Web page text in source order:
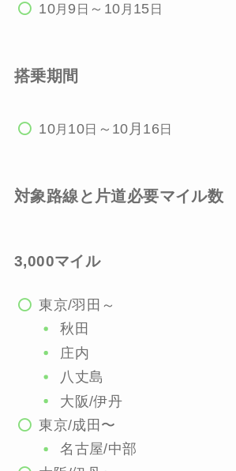
10月 9 日 ～10 月 15 日
搭乗期間
10月 10日 ～10月16日
対象路線と片道必要マイル数
3,000マイル
東京/羽田～
秋田
庄内
八丈島
大阪/伊丹
東京/成田〜
名古屋/中部